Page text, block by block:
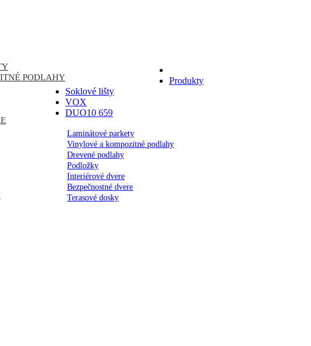
PODLAHY
Produkty
Soklové lišty
VOX
DUO10 659
Laminátové parkety
Vinylové a kompozitné podlahy
Drevené podlahy
Podložky
Interiérové dvere
Bezpečnostné dvere
Terasové dosky